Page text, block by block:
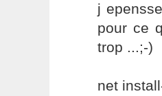
j
pour ce
trop ...;-)
net